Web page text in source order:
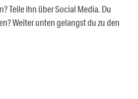
Teile ihn über Social Media. Du
Weiter unten gelangst du zu den